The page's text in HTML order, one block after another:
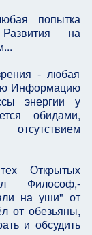
попытка
на
- любая
Информацию
энергии у
обидами,
Открытых
Философ,-
на уши" от
от обезьяны,
и обсудить